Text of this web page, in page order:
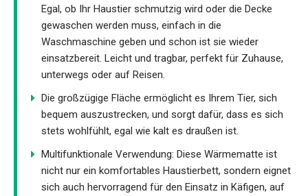
Egal, ob Ihr Haustier schmutzig wird oder die Decke
gewaschen werden muss, einfach in die
Waschmaschine geben und schon ist sie wieder
einsatzbereit. Leicht und tragbar, perfekt für Zuhause,
unterwegs oder auf Reisen.
Die großzügige Fläche ermöglicht es Ihrem Tier, sich
bequem auszustrecken, und sorgt dafür, dass es sich
stets wohlfühlt, egal wie kalt es draußen ist.
Multifunktionale Verwendung: Diese Wärmematte ist
nicht nur ein komfortables Haustierbett, sondern eignet
sich auch hervorragend für den Einsatz in Käfigen, auf